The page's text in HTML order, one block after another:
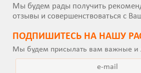
Мы будем рады получить
отзывы и совершенствоваться с
ПОДПИШИТEСЬ НА НАШУ
Мы будем присылать вам важные и